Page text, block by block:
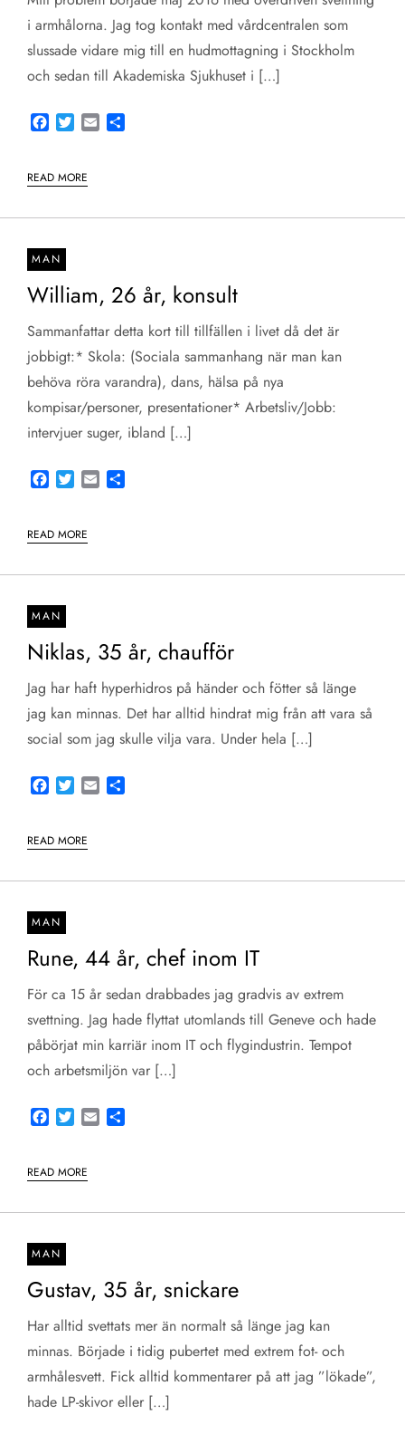
i armhålorna. Jag tog kontakt med vårdcentralen som
slussade vidare mig till en hudmottagning i Stockholm
och sedan till Akademiska Sjukhuset i […]
Facebook
TwitterEmail
READ MORE
MAN
William, 26 år, konsult
Sammanfattar detta kort till tillfällen i livet då det är
jobbigt:* Skola: (Sociala sammanhang när man kan
behöva röra varandra), dans, hälsa på nya
kompisar/personer, presentationer* Arbetsliv/Jobb:
intervjuer suger, ibland […]
Facebook
TwitterEmail
READ MORE
MAN
Niklas, 35 år, chaufför
Jag har haft hyperhidros på händer och fötter så länge
jag kan minnas. Det har alltid hindrat mig från att vara så
social som jag skulle vilja vara. Under hela […]
Facebook
TwitterEmail
READ MORE
MAN
Rune, 44 år, chef inom IT
För ca 15 år sedan drabbades jag gradvis av extrem
svettning. Jag hade flyttat utomlands till Geneve och hade
påbörjat min karriär inom IT och flygindustrin. Tempot
och arbetsmiljön var […]
Facebook
TwitterEmail
READ MORE
MAN
Gustav, 35 år, snickare
Har alltid svettats mer än normalt så länge jag kan
minnas. Började i tidig pubertet med extrem fot- och
armhålesvett. Fick alltid kommentarer på att jag ”lökade”,
hade LP-skivor eller […]